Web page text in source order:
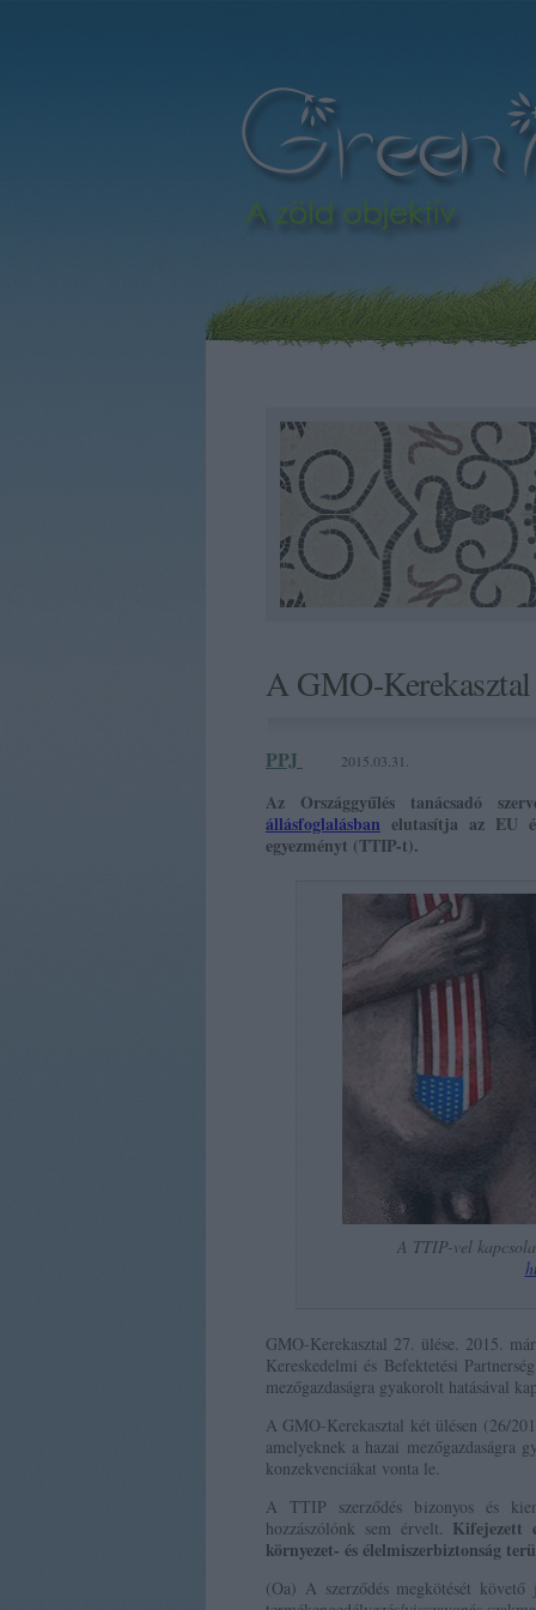
A GMO-
PPJ 2015.03.31.
Az Országgyűlés tanácsadó
állásfoglalásban elutasítja az EU
egyezményt (TTIP-t).
A TTIP-vel
GMO-Kerekasztal 27. ülése. 2015.
Kereskedelmi és Befektetési
mezőgazdaságra gyakorolt hatásával
A GMO-Kerekasztal két ülésen (26/
amelyeknek a hazai mezőgazdaságra
konzekvenciákat vonta le.
A TTIP szerződés bizonyos és
hozzászólónk sem érvelt. Kifejezett
környezet- és élelmiszerbiztonság
(Oa) A szerződés megkötését